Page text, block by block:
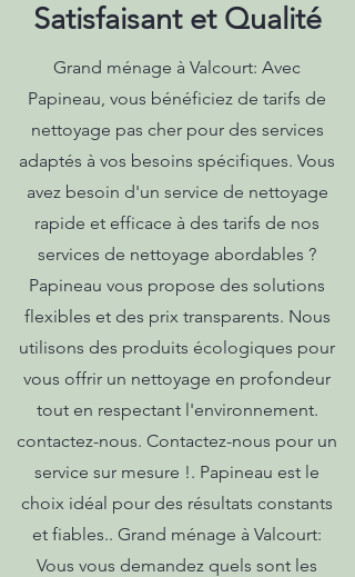
Satisfaisant et Qualité
Grand ménage à Valcourt: Avec
Papineau, vous bénéficiez de tarifs de
nettoyage pas cher pour des services
adaptés à vos besoins spécifiques. Vous
avez besoin d'un service de nettoyage
rapide et efficace à des tarifs de nos
services de nettoyage abordables ?
Papineau vous propose des solutions
flexibles et des prix transparents. Nous
utilisons des produits écologiques pour
vous offrir un nettoyage en profondeur
tout en respectant l'environnement.
contactez-nous. Contactez-nous pour un
service sur mesure !. Papineau est le
choix idéal pour des résultats constants
et fiables.. Grand ménage à Valcourt:
Vous vous demandez quels sont les